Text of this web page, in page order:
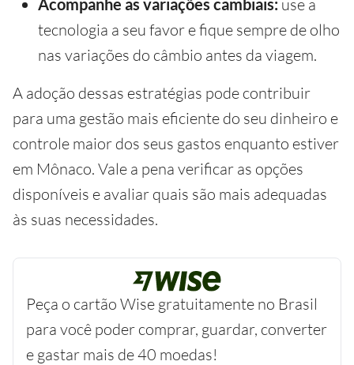
Acompanhe as variações cambiais: use a
tecnologia a seu favor e fique sempre de olho
nas variações do câmbio antes da viagem.
A adoção dessas estratégias pode contribuir
para uma gestão mais eficiente do seu dinheiro e
controle maior dos seus gastos enquanto estiver
em Mônaco. Vale a pena verificar as opções
disponíveis e avaliar quais são mais adequadas
às suas necessidades.
Peça o cartão Wise gratuitamente no Brasil
para você poder comprar, guardar, converter
e gastar mais de 40 moedas!